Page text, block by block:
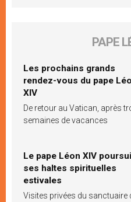
PAPE
Les prochains grands
rendez-vous du pape
XIV
De retour au Vatican, après
semaines de vacances
Le pape Léon XIV
ses haltes spirituelles
estivales
Visites privées du sanctuaire